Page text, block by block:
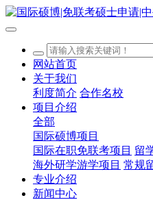
网站首页
关于我们
利度简介 合作名校
项目介绍
全部
国际硕博项目
国际在职免联考项目 留
海外研学游学项目 常规
专业介绍
新闻中心